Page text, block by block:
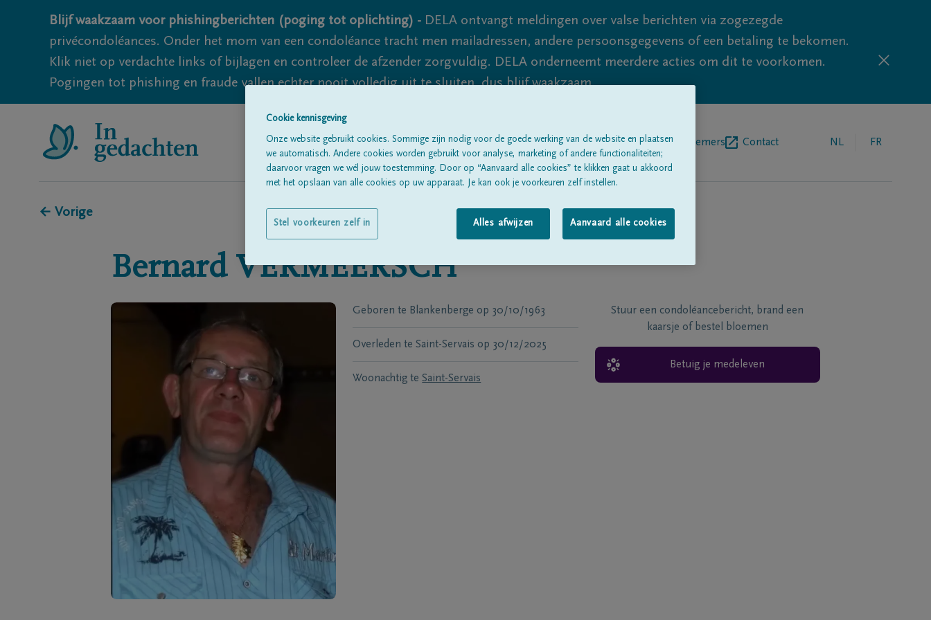
Blijf waakzaam voor phishingberichten (poging tot oplichting) - DELA ontvangt meldingen over valse berichten via zogezegde
privécondoléances. Onder het mom van een condoléance tracht men mailadressen, andere persoonsgegevens of een betaling te bekomen.
Klik niet op verdachte links of bijlagen en controleer de afzender zorgvuldig. DELA onderneemt meerdere acties om dit te voorkomen.
Pogingen tot phishing en fraude vallen echter nooit volledig uit te sluiten, dus blijf waakzaam.
Alle rouwberichtenOver onsBegrafenisondernemers Contact NL FR
← Vorige
Bernard VERMEERSCH
Geboren te Blankenberge op 30/10/1963
Overleden te Saint-Servais op 30/12/2025
Woonachtig te Saint-Servais
Stuur een condoléancebericht, brand een
kaarsje of bestel bloemen
Betuig je medeleven
Cookie kennisgeving
Onze website gebruikt cookies. Sommige zijn nodig voor de goede werking van de website en plaatsen
we automatisch. Andere cookies worden gebruikt voor analyse, marketing of andere functionaliteiten;
daarvoor vragen we wél jouw toestemming. Door op “Aanvaard alle cookies” te klikken gaat u akkoord
met het opslaan van alle cookies op uw apparaat. Je kan ook je voorkeuren zelf instellen.
Alles afwijzen Aanvaard alle cookies
Stel voorkeuren zelf in